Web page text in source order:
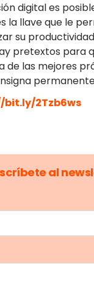
digital es
la llave que le
su
pretextos para
de las mejores
2Tzb6ws
al